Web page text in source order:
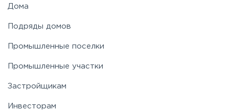
Дома
Подряды домов
Промышленные поселки
Промышленные участки
Застройщикам
Инвесторам